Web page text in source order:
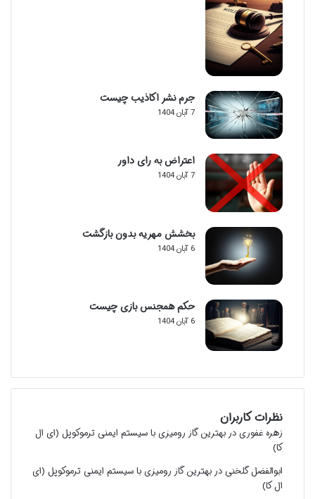
جرم نشر اکاذیب چیست
7 آبان 1404
اعتراض به رای داور
7 آبان 1404
بخشش مهریه بدون بازگشت
6 آبان 1404
حکم همجنس بازی چیست
6 آبان 1404
نظرات کاربران
زهره غفوریدر بهترین گاز رومیزی با سیستم ایمنی ترموکوپل (ای ال
کا)
ابوالفضل گلخنیدر بهترین گاز رومیزی با سیستم ایمنی ترموکوپل (ای
ال کا)